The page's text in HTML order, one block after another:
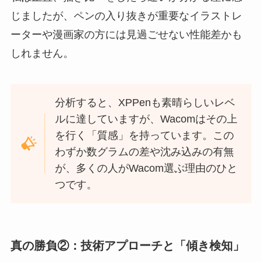
じましたが、ペンの入り抜きが重要なイラストレ
ーターや漫画家の方には見過ごせない性能差かも
しれません。
分析すると、XPPenも素晴らしいレベ
ルに達していますが、Wacomはその上
を行く「質感」を持っています。この
わずか数グラムの差や沈み込みの有無
が、多くの人がWacom選ぶ理由のひと
つです。
真の勝負②：技術アプローチと「傾き検知」